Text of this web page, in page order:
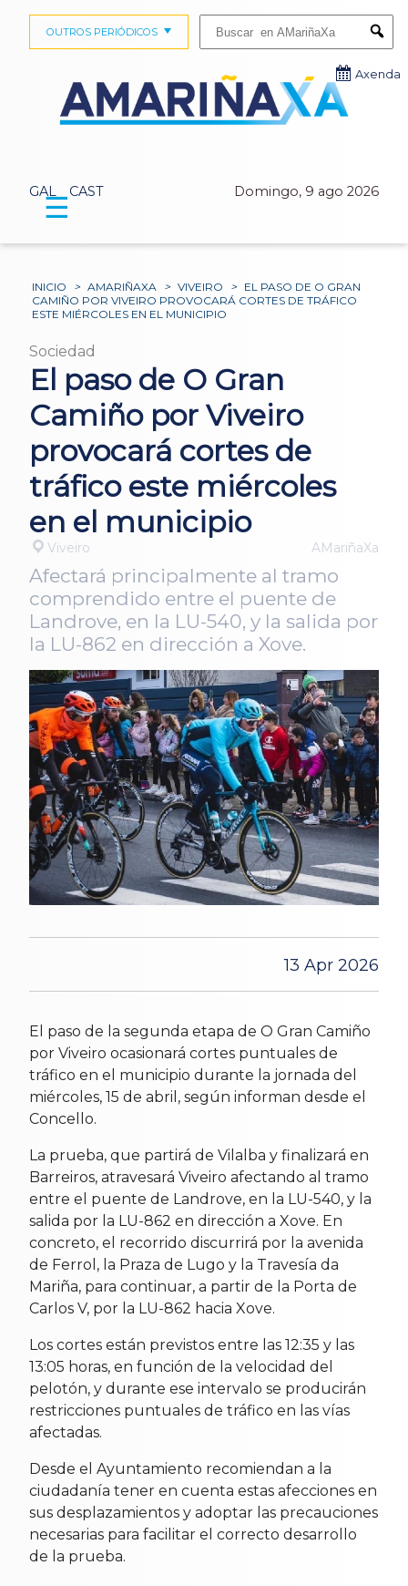
GAL CAST Domingo, 9 ago 2026
OUTROS PERIÓDICOS
Axenda
☰
INICIO > AMARIÑAXA > VIVEIRO > EL PASO DE O GRAN
CAMIÑO POR VIVEIRO PROVOCARÁ CORTES DE TRÁFICO
ESTE MIÉRCOLES EN EL MUNICIPIO
Sociedad
El paso de O Gran
Camiño por Viveiro
provocará cortes de
tráfico este miércoles
en el municipio
Viveiro AMariñaXa
Afectará principalmente al tramo
comprendido entre el puente de
Landrove, en la LU-540, y la salida por
la LU-862 en dirección a Xove.
13 Apr 2026
El paso de la segunda etapa de O Gran Camiño
por Viveiro ocasionará cortes puntuales de
tráfico en el municipio durante la jornada del
miércoles, 15 de abril, según informan desde el
Concello.
La prueba, que partirá de Vilalba y finalizará en
Barreiros, atravesará Viveiro afectando al tramo
entre el puente de Landrove, en la LU-540, y la
salida por la LU-862 en dirección a Xove. En
concreto, el recorrido discurrirá por la avenida
de Ferrol, la Praza de Lugo y la Travesía da
Mariña, para continuar, a partir de la Porta de
Carlos V, por la LU-862 hacia Xove.
Los cortes están previstos entre las 12:35 y las
13:05 horas, en función de la velocidad del
pelotón, y durante ese intervalo se producirán
restricciones puntuales de tráfico en las vías
afectadas.
Desde el Ayuntamiento recomiendan a la
ciudadanía tener en cuenta estas afecciones en
sus desplazamientos y adoptar las precauciones
necesarias para facilitar el correcto desarrollo
de la prueba.